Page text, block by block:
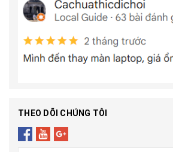
THEO DÕI CHÚNG TÔI